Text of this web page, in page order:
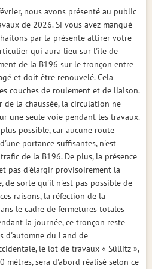
nous avons présenté au public
de 2026. Si vous avez manqué
par la présente attirer votre
qui aura lieu sur l'île de
de la B196 sur le tronçon entre
et doit être renouvelé. Cela
couches de roulement et de liaison.
la chaussée, la circulation ne
une seule voie pendant les travaux.
possible, car aucune route
portance suffisantes, n'est
de la B196. De plus, la présence
pas d'élargir provisoirement la
de sorte qu'il n'est pas possible de
raisons, la réfection de la
le cadre de fermetures totales
la journée, ce tronçon reste
d'automne du Land de
le lot de travaux « Süllitz »,
sera d'abord réalisé selon ce